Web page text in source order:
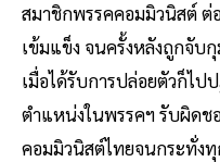
สมาชิกพรรคคอมมิวนิสต์ ต่
เข้มแข็ง จนครั้งหลังถูกจับ
เมื่อได้รับการปล่อยตัวก็ไ
ตำแหน่งในพรรคฯ รับผิดช
คอมมิวนิสต์ไทยจนกระทั่ง